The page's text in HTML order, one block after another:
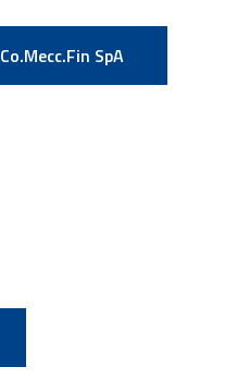
Co.Mecc.Fin SpA